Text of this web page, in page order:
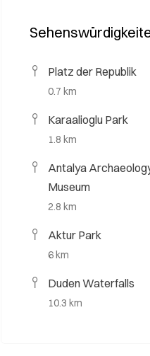
Platz der Republik
0.7 km
Karaalioglu Park
1.8 km
Antalya
Museum
2.8 km
Aktur Park
6 km
Duden Waterfalls
10.3 km